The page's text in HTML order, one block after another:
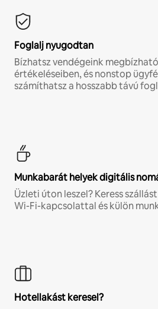
Foglalj nyugodtan
Bízhatsz vendégeink
értékeléseiben, és nonstop
számíthatsz a hosszabb távú
Munkabarát helyek digitális
Üzleti úton leszel? Keress
Wi-Fi-kapcsolattal és külön
Hotellakást keresel?